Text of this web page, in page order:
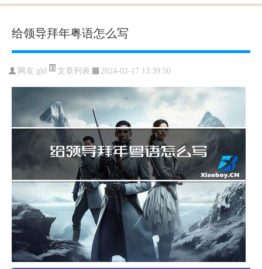
给领导拜年粤语怎么写
网友:gld 文章列表 2024-02-17 13:39:50